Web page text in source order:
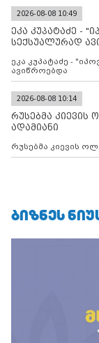
კონტროლს
მილიტარიზაციის
ფაქტობრივი
2026-08-08 10:49
ეკა კუპატაძე -
სექსუალურად
ეკა კუპატაძე -
ავიწროებდა
2026-08-08 10:14
რუსებმა კიევის
ადამიანი
რუსებმა კიევის
ᲑᲘᲖᲜᲔᲡ